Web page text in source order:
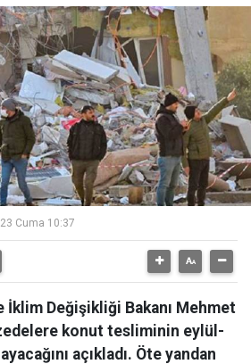
Cuma 10:37
Değişikliği Bakanı Mehmet
konut tesliminin eylül-
açıkladı. Öte yandan